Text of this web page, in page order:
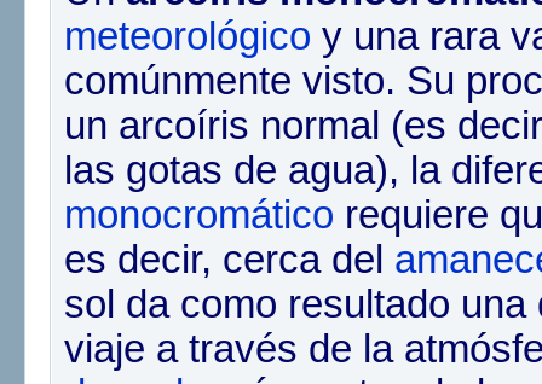
meteorológico y una rara
comúnmente visto. Su
un arcoíris normal (es
las gotas de agua), la
monocromático requiere
es decir, cerca del
sol da como resultado
viaje a través de la